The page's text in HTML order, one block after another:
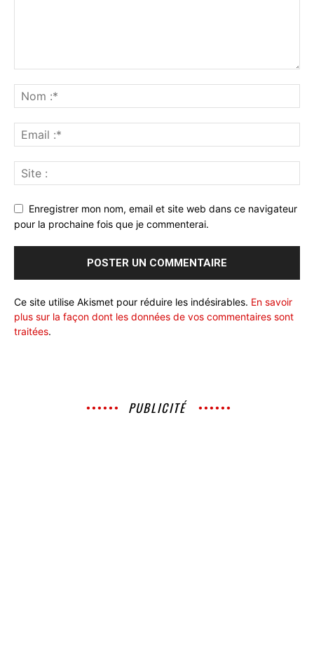
Enregistrer mon nom, email et site web dans ce navigateur
pour la prochaine fois que je commenterai.
Ce site utilise Akismet pour réduire les indésirables. En savoir
plus sur la façon dont les données de vos commentaires sont
traitées.
PUBLICITÉ